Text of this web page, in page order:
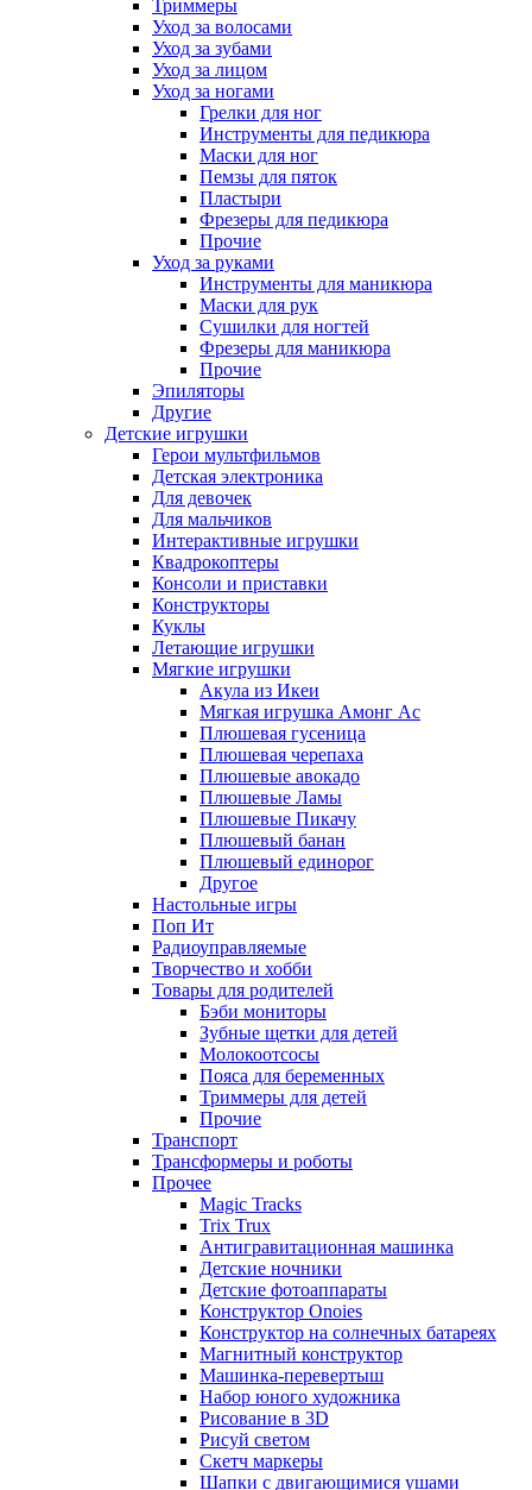
Триммеры
Уход за волосами
Уход за зубами
Уход за лицом
Уход за ногами
Грелки для ног
Инструменты для педикюра
Маски для ног
Пемзы для пяток
Пластыри
Фрезеры для педикюра
Прочие
Уход за руками
Инструменты для маникюра
Маски для рук
Сушилки для ногтей
Фрезеры для маникюра
Прочие
Эпиляторы
Другие
Детские игрушки
Герои мультфильмов
Детская электроника
Для девочек
Для мальчиков
Интерактивные игрушки
Квадрокоптеры
Консоли и приставки
Конструкторы
Куклы
Летающие игрушки
Мягкие игрушки
Акула из Икеи
Мягкая игрушка Амонг Ас
Плюшевая гусеница
Плюшевая черепаха
Плюшевые авокадо
Плюшевые Ламы
Плюшевые Пикачу
Плюшевый банан
Плюшевый единорог
Другое
Настольные игры
Поп Ит
Радиоуправляемые
Творчество и хобби
Товары для родителей
Бэби мониторы
Зубные щетки для детей
Молокоотсосы
Пояса для беременных
Триммеры для детей
Прочие
Транспорт
Трансформеры и роботы
Прочее
Magic Tracks
Trix Trux
Антигравитационная машинка
Детские ночники
Детские фотоаппараты
Конструктор Onoies
Конструктор на солнечных батареях
Магнитный конструктор
Машинка-перевертыш
Набор юного художника
Рисование в 3D
Рисуй светом
Скетч маркеры
Шапки с двигающимися ушами